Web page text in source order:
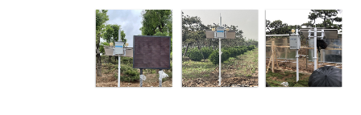
أشرطة فيديو
حول بنا